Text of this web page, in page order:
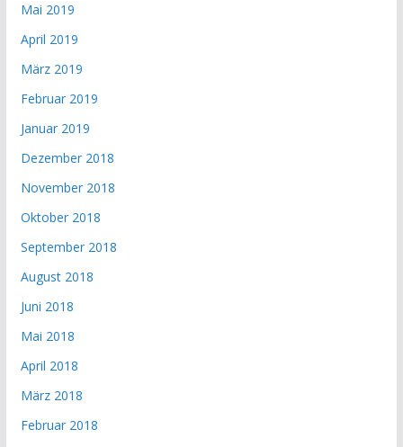
Mai 2019
April 2019
März 2019
Februar 2019
Januar 2019
Dezember 2018
November 2018
Oktober 2018
September 2018
August 2018
Juni 2018
Mai 2018
April 2018
März 2018
Februar 2018